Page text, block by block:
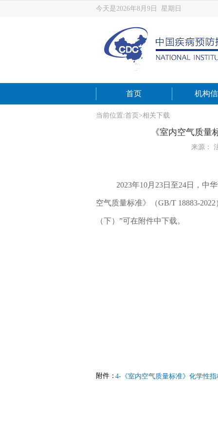
今天是2026年8月9日 星期日
首页 机构
当前位置:首页 >相关下载
《室内空气质量
来源：
2023年10月23日至24日，中
空气质量标准》（GB/T 18883-
（下）”可在附件中下载。
附件：4-《室内空气质量标准》化学性